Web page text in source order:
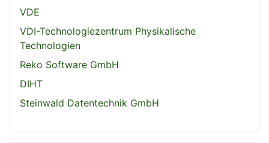
VDE
VDI-Technologiezentrum Physikalische
Technologien
Reko Software GmbH
DIHT
Steinwald Datentechnik GmbH